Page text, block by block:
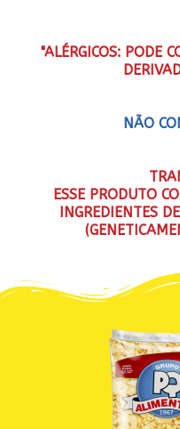
"ALÉRGICOS: PODE
NÃO
ESSE PRODUTO
INGREDIENTES